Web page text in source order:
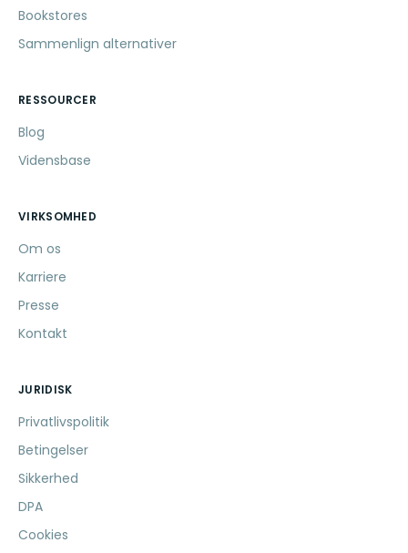
Bookstores
Sammenlign alternativer
RESSOURCER
Blog
Vidensbase
VIRKSOMHED
Om os
Karriere
Presse
Kontakt
JURIDISK
Privatlivspolitik
Betingelser
Sikkerhed
DPA
Cookies